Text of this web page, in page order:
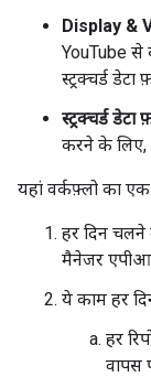
Display &
YouTube से
स्ट्रक्चर्ड
स्ट्रक्चर्ड डेटा
करने के लिए,
यहां वर्कफ़्लो का
हर दिन चलने
मैनेजर
ये काम हर
हर
वापस